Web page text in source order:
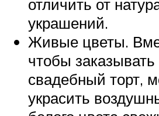
отличить от
украшений.
Живые цветы.
чтобы
свадебный торт,
украсить